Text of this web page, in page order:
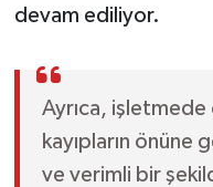
devam ediliyor.
Ayrıca, işletmede
kayıpların önüne
ve verimli bir